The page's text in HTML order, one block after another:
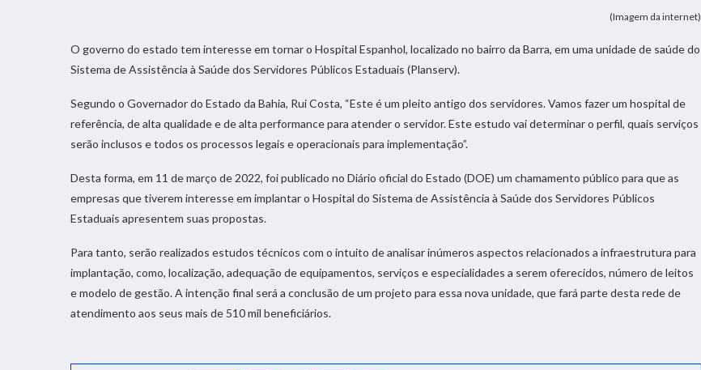
(Imagem da internet)
O governo do estado tem interesse em tornar o Hospital Espanhol, localizado no bairro da Barra, em uma unidade de saúde do
Sistema de Assistência à Saúde dos Servidores Públicos Estaduais (Planserv).
Segundo o Governador do Estado da Bahia, Rui Costa, “Este é um pleito antigo dos servidores. Vamos fazer um hospital de
referência, de alta qualidade e de alta performance para atender o servidor. Este estudo vai determinar o perfil, quais serviços
serão inclusos e todos os processos legais e operacionais para implementação”.
Desta forma, em 11 de março de 2022, foi publicado no Diário oficial do Estado (DOE) um chamamento público para que as
empresas que tiverem interesse em implantar o Hospital do Sistema de Assistência à Saúde dos Servidores Públicos
Estaduais apresentem suas propostas.
Para tanto, serão realizados estudos técnicos com o intuito de analisar inúmeros aspectos relacionados a infraestrutura para
implantação, como, localização, adequação de equipamentos, serviços e especialidades a serem oferecidos, número de leitos
e modelo de gestão. A intenção final será a conclusão de um projeto para essa nova unidade, que fará parte desta rede de
atendimento aos seus mais de 510 mil beneficiários.